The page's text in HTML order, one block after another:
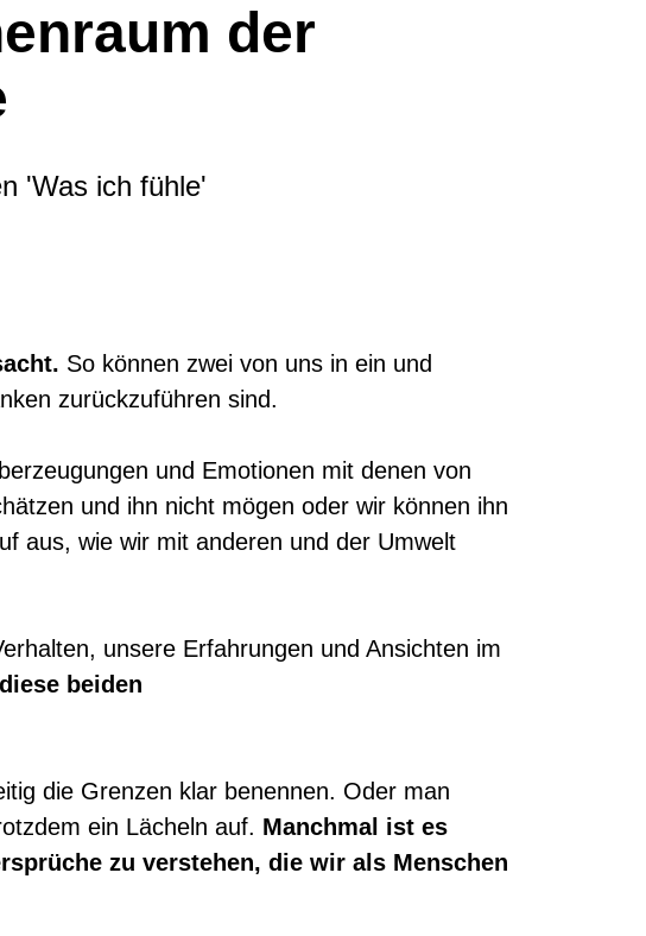
der
'Was ich fühle'
So können zwei von uns in ein und
zurückzuführen sind.
und Emotionen mit denen von
und ihn nicht mögen oder wir können ihn
aus, wie wir mit anderen und der Umwelt
unsere Erfahrungen und Ansichten im
beiden
die Grenzen klar benennen. Oder man
ein Lächeln auf. Manchmal ist es
zu verstehen, die wir als Menschen